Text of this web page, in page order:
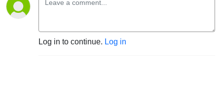
Log in to continue. Log in